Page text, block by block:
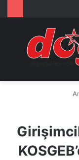
Arama
...